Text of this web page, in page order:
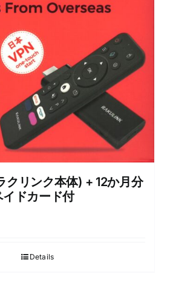
クリンク本体) + 12か月分
ドカード付
Details